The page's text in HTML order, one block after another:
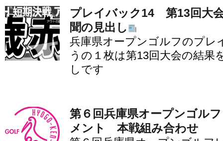
プレイバック14 第13回大
聞の見出し
兵庫県オープンゴルフのプレ
うの１枚は第13回大会の結果
しです
第６回兵庫県オープンゴル
メント 本戦組み合わせ